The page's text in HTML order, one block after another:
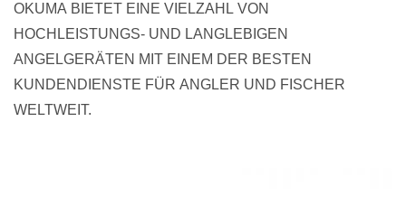
OKUMA BIETET EINE VIELZAHL VON
HOCHLEISTUNGS- UND LANGLEBIGEN
ANGELGERÄTEN MIT EINEM DER BESTEN
KUNDENDIENSTE FÜR ANGLER UND FISCHER
WELTWEIT.